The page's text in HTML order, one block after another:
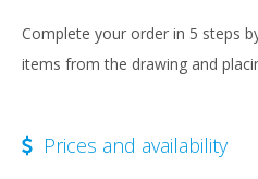
Complete your order in 5 steps
items from the drawing and
Prices and availability